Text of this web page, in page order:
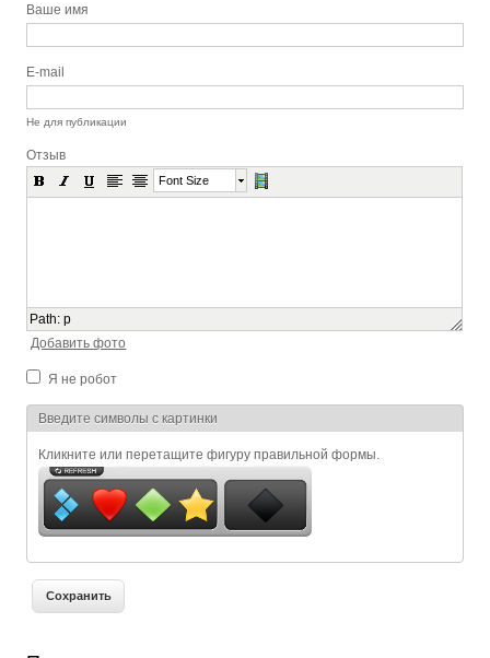
Ваше имя
E-mail
Не для публикации
Отзыв
Font Size
Path:p
Добавить фото
Я не робот
Я спамер
Введите символы с картинки
Кликните или перетащите фигуру правильной формы.